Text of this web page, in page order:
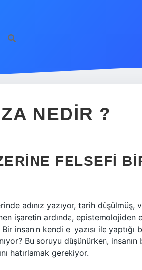
NEDIR ?
FELSEFI
adınız yazıyor, tarih düşülmüş,
işaretin ardında,
insanın kendi el yazısı ile yaptığı
Bu soruyu düşünürken, insanın
hatırlamak gerekiyor.